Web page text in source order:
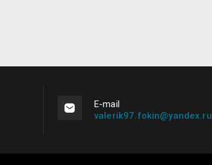
Е-mail
valerik97.fokin@yandex.ru